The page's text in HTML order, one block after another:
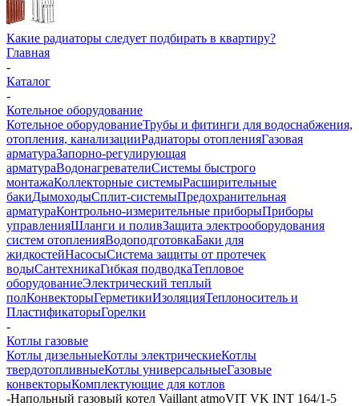
Какие радиаторы следует подбирать в квартиру?
Главная
-
Каталог
-
Котельное оборудование
Котельное оборудованиеТрубы и фитинги для водоснабжения,
отопления, канализацииРадиаторы отопленияГазовая
арматураЗапорно-регулирующая
арматураВодонагревателиСистемы быстрого
монтажаКоллекторные системыРасширительные
бакиДымоходыСплит-системыПредохранительная
арматураКонтрольно-измерительные приборыПриборы
управленияШланги и поливЗащита электрооборудования
систем отопленияВодоподготовкаБаки для
жидкостейНасосыСистема защиты от протечек
водыСантехникаГибкая подводкаТепловое
оборудованиеЭлектрический теплый
полКонвекторыГерметикиИзоляцияТеплоноситель и
ПластификаторыГорелки
-
Котлы газовые
Котлы дизельныеКотлы электрическиеКотлы
твердотопливныеКотлы универсальныеГазовые
конвекторыКомплектующие для котлов
-Напольный газовый котел Vaillant atmoVIT VK INT 164/1-5